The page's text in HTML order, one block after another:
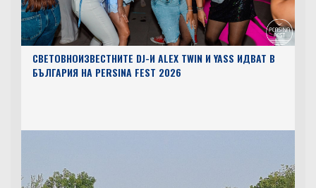
СВЕТОВНОИЗВЕСТНИТЕ DJ-И ALEX TWIN И YASS ИДВАТ В
БЪЛГАРИЯ НА PERSINA FEST 2026